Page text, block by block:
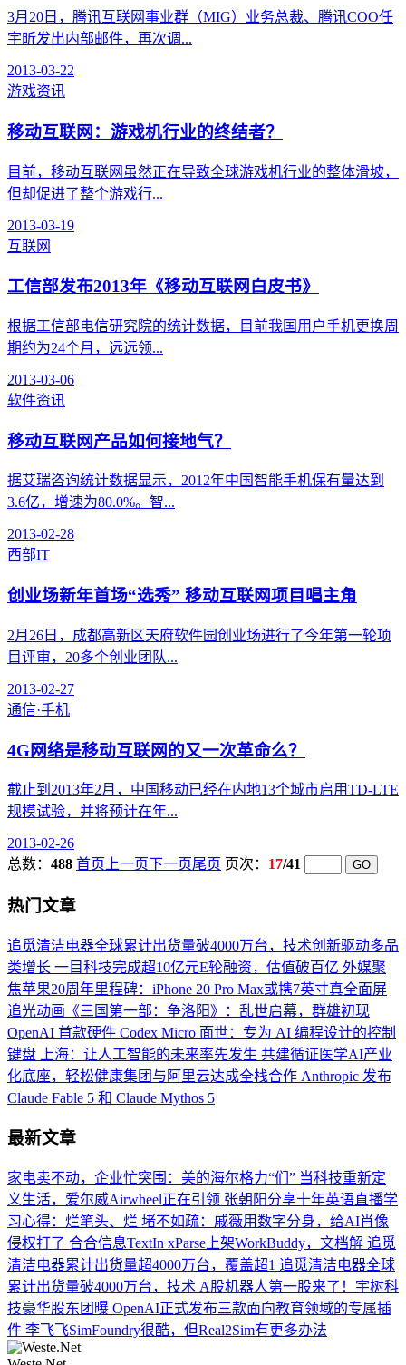
3月20日，腾讯互联网事业群（MIG）业务总裁、腾讯COO任
宇昕发出内部邮件，再次调...
2013-03-22
游戏资讯
移动互联网：游戏机行业的终结者？
目前，移动互联网虽然正在导致全球游戏机行业的整体滑坡，
但却促进了整个游戏行...
2013-03-19
互联网
工信部发布2013年《移动互联网白皮书》
根据工信部电信研究院的统计数据，目前我国用户手机更换周
期约为24个月，远远领...
2013-03-06
软件资讯
移动互联网产品如何接地气？
据艾瑞咨询统计数据显示，2012年中国智能手机保有量达到
3.6亿，增速为80.0%。智...
2013-02-28
西部IT
创业场新年首场“选秀” 移动互联网项目唱主角
2月26日，成都高新区天府软件园创业场进行了今年第一轮项
目评审，20多个创业团队...
2013-02-27
通信·手机
4G网络是移动互联网的又一次革命么？
截止到2013年2月，中国移动已经在内地13个城市启用TD-LTE
规模试验，并将预计在年...
2013-02-26
总数： 488 首页 上一页下一页尾页 页次： 17/41
热门文章
追觅清洁电器全球累计出货量破4000万台，技术创新驱动多品
类增长 一目科技完成超10亿元E轮融资，估值破百亿 外媒聚
焦苹果20周年里程碑：iPhone 20 Pro Max或携7英寸真全面屏
追光动画《三国第一部：争洛阳》：乱世启幕，群雄初现
OpenAI 首款硬件 Codex Micro 面世：专为 AI 编程设计的控制
键盘
上海：让人工智能的未来率先发生 共建循证医学AI产业
化底座，轻松健康集团与阿里云达成全栈合作 Anthropic 发布
Claude Fable 5 和 Claude Mythos 5
最新文章
家电卖不动，企业忙突围：美的海尔格力“们” 当科技重新定
义生活，爱尔威Airwheel正在引领 张朝阳分享十年英语直播学
习心得：烂笔头、烂 堵不如疏：戚薇用数字分身，给AI肖像
侵权打了 合合信息TextIn xParse上架WorkBuddy，文档解 追觅
清洁电器累计出货量超4000万台，覆盖超1 追觅清洁电器全球
累计出货量破4000万台，技术 A股机器人第一股来了！宇树科
技豪华股东团曝 OpenAI正式发布三款面向教育领域的专属插
件 李飞飞SimFoundry很酷，但Real2Sim有更多办法